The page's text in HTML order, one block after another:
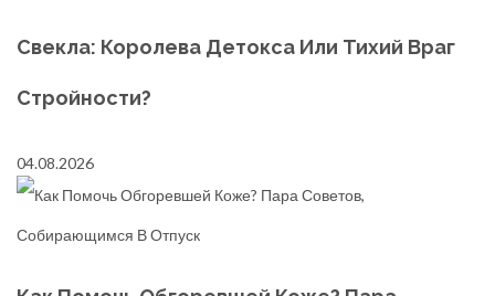
Свекла: Королева Детокса Или Тихий Враг
Стройности?
04.08.2026